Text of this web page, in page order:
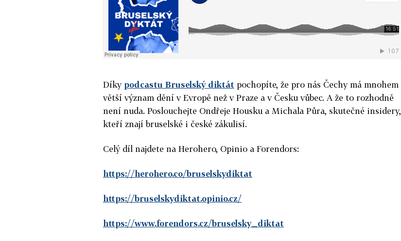
Díky podcastu Bruselský diktát pochopíte, že pro nás Čechy má mnohem
větší význam dění v Evropě než v Praze a v Česku vůbec. A že to rozhodně
není nuda. Poslouchejte Ondřeje Housku a Michala Půra, skutečné insidery,
kteří znají bruselské i české zákulisí.
Celý díl najdete na Herohero, Opinio a Forendors:
https://herohero.co/bruselskydiktat
https://bruselskydiktat.opinio.cz/
https://www.forendors.cz/bruselsky_diktat